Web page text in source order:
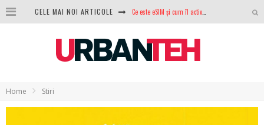
CELE MAI NOI ARTICOLE
Home Stiri